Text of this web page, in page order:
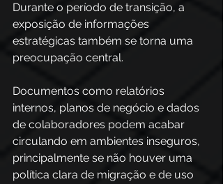
Durante o período de transição, a
exposição de informações
estratégicas também se torna uma
preocupação central.
Documentos como relatórios
internos, planos de negócio e dados
de colaboradores podem acabar
circulando em ambientes inseguros,
principalmente se não houver uma
política clara de migração e de uso